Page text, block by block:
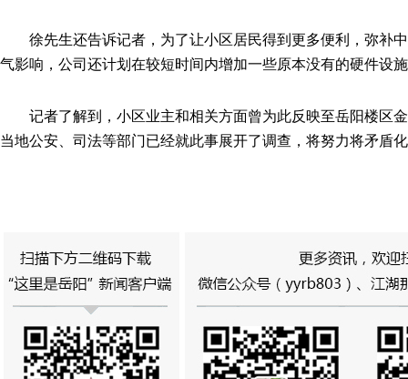
徐先生还告诉记者，为了让小区居民得到更多便利，弥补
气影响，公司还计划在较短时间内增加一些原本没有的硬件设
记者了解到，小区业主和相关方面曾为此反映至岳阳楼区
当地公安、司法等部门已经就此事展开了调查，将努力将矛盾